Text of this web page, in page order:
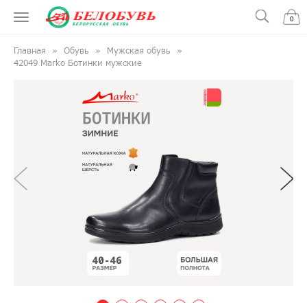
0
Главная Обувь
Мужская обувь
42049 Marko Ботинки мужские